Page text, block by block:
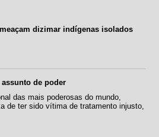
dizimar indígenas isolados
de poder
das mais poderosas do mundo,
de ter sido vítima de tratamento injusto,